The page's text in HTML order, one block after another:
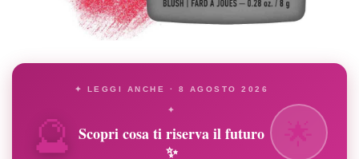
🔮
✦ LEGGI ANCHE · 8 AGOSTO 2026
✦
Scopri cosa ti riserva il futuro
✨